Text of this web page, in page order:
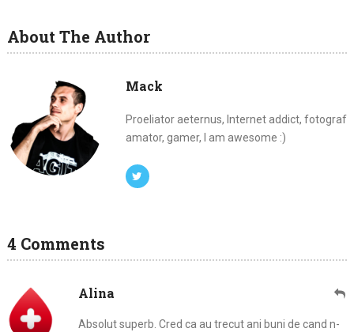
About The Author
Mack
Proeliator aeternus, Internet addict, fotograf
amator, gamer, I am awesome :)
4 Comments
Alina
Absolut superb. Cred ca au trecut ani buni de cand n-